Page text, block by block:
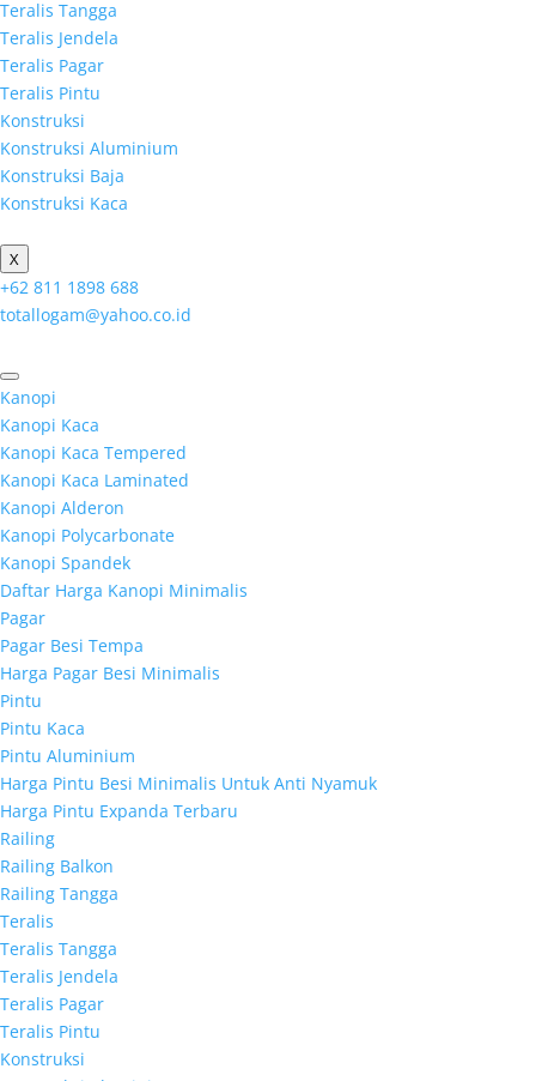
Teralis Tangga
Teralis Jendela
Teralis Pagar
Teralis Pintu
Konstruksi
Konstruksi Aluminium
Konstruksi Baja
Konstruksi Kaca
X
+62 811 1898 688
totallogam@yahoo.co.id
Kanopi
Kanopi Kaca
Kanopi Kaca Tempered
Kanopi Kaca Laminated
Kanopi Alderon
Kanopi Polycarbonate
Kanopi Spandek
Daftar Harga Kanopi Minimalis
Pagar
Pagar Besi Tempa
Harga Pagar Besi Minimalis
Pintu
Pintu Kaca
Pintu Aluminium
Harga Pintu Besi Minimalis Untuk Anti Nyamuk
Harga Pintu Expanda Terbaru
Railing
Railing Balkon
Railing Tangga
Teralis
Teralis Tangga
Teralis Jendela
Teralis Pagar
Teralis Pintu
Konstruksi